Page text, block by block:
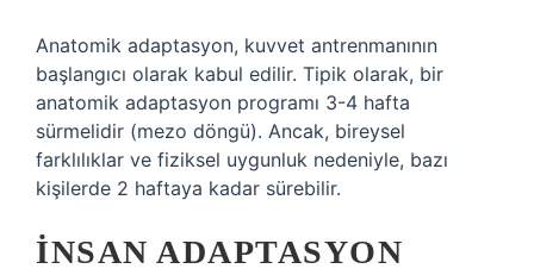
Anatomik adaptasyon, kuvvet antrenmanının
başlangıcı olarak kabul edilir. Tipik olarak, bir
anatomik adaptasyon programı 3-4 hafta
sürmelidir (mezo döngü). Ancak, bireysel
farklılıklar ve fiziksel uygunluk nedeniyle, bazı
kişilerde 2 haftaya kadar sürebilir.
İNSAN ADAPTASYON